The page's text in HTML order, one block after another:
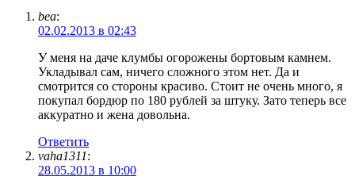
bea:
02.02.2013 в 02:43
У меня на даче клумбы огорожены бортовым камнем.
Укладывал сам, ничего сложного этом нет. Да и
смотрится со стороны красиво. Стоит не очень много, я
покупал бордюр по 180 рублей за штуку. Зато теперь все
аккуратно и жена довольна.
Ответить
vaha1311:
28.05.2013 в 10:00